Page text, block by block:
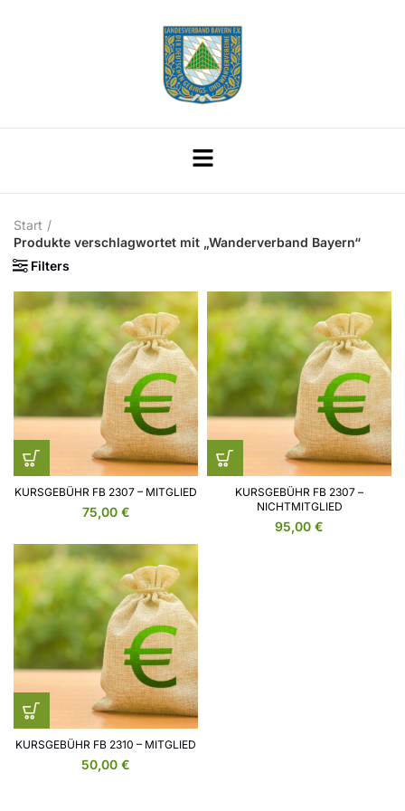
Start
Produkte verschlagwortet mit „Wanderverband Bayern“
Filters
KURSGEBÜHR FB 2307 – MITGLIED
75,00 €
KURSGEBÜHR FB 2307 –
NICHTMITGLIED
95,00 €
KURSGEBÜHR FB 2310 – MITGLIED
50,00 €